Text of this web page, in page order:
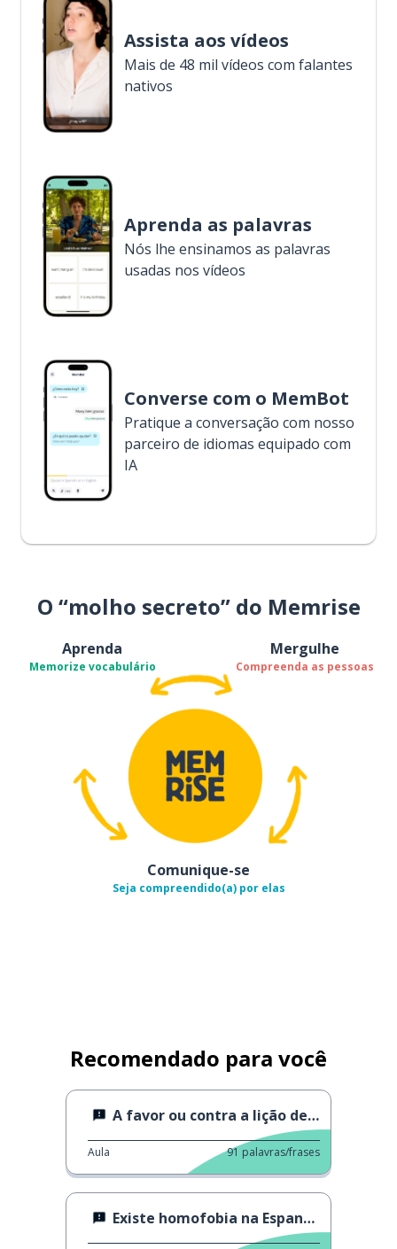
Assista aos vídeos
Mais de 48 mil vídeos com falantes
nativos
Aprenda as palavras
Nós lhe ensinamos as palavras
usadas nos vídeos
Converse com o MemBot
Pratique a conversação com nosso
parceiro de idiomas equipado com
IA
O “molho secreto” do Memrise
Aprenda
Memorize vocabulário
Mergulhe
Compreenda as pessoas
Comunique-se
Seja compreendido(a) por elas
Recomendado para você
A favor ou contra a lição de casa?
Aula 91 palavras/frases
Existe homofobia na Espanha?